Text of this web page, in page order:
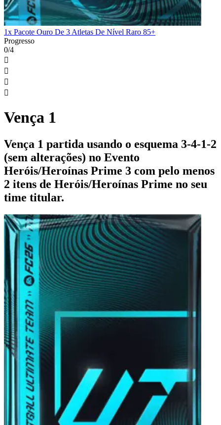
1x Pacote Ouro De 3 Atletas De Nível Raro 85+
Progresso
0/4




Vença 1
Vença 1 partida usando o esquema 3-4-1-2
(sem alterações) no Evento
Heróis/Heroínas Prime 3 com pelo menos
2 itens de Heróis/Heroínas Prime no seu
time titular.